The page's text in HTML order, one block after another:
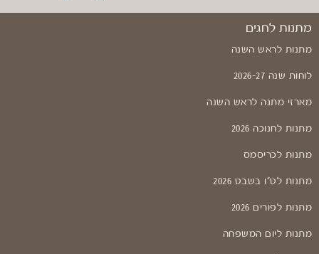
מתנות לחגים
מתנות לראש השנה
לוחות שנה 2026-27
מארזי מתנה לראש השנה
מתנות לחנוכה 2026
מתנות לכריסמס
מתנות לט"ו בשבט 2026
מתנות לפורים 2026
מתנות ליום המשפחה